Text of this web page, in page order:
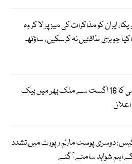
ایران کو مذاکرات کی میز پر لا کر وہ
جو بڑی طاقتیں نہ کرسکیں، ساؤتھ
جماعت اسلامی کا 16 اگست سے ملک بھر میں بیک
دوسری پوسٹ مارٹم رپورٹ میں تشدد
اہم شواہد سامنے آگئے